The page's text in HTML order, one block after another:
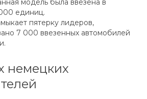
модель была ввезена в
единиц.
пятерку лидеров,
7 000 ввезенных автомобилей
немецких